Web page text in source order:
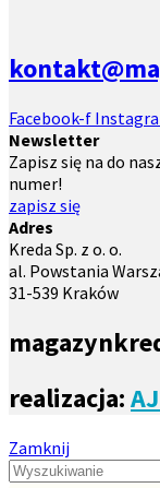
Facebook-f
Newsletter
Zapisz się na do
numer!
zapisz się
Adres
Kreda Sp. z o. o.
al. Powstania
31-539 Kraków
realizacja:
Zamknij